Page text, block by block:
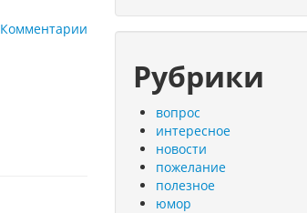
Комментарии
Рубрики
вопрос
интересное
новости
пожелание
полезное
юмор